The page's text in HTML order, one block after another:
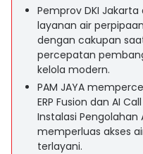
Pemprov DKI
layanan air
dengan cakupan
percepatan
kelola modern.
PAM JAYA
ERP Fusion dan AI
Instalasi
memperluas akses
terlayani.